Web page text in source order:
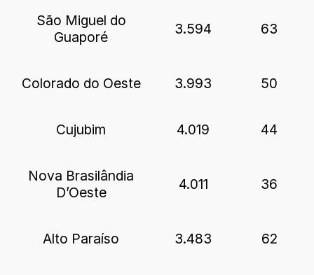
São Miguel do
Guaporé
3.594 63
Colorado do Oeste 3.993 50
Cujubim 4.019 44
Nova Brasilândia
D’Oeste
4.011 36
Alto Paraíso 3.483 62